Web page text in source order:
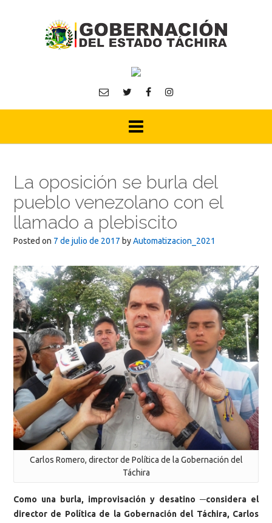
La oposición se burla del
pueblo venezolano con el
llamado a plebiscito
Posted on 7 de julio de 2017 byAutomatizacion_2021
Carlos Romero, director de Política de la Gobernación del
Táchira
Como una burla, improvisación y desatino ─considera el
director de Política de la Gobernación del Táchira, Carlos